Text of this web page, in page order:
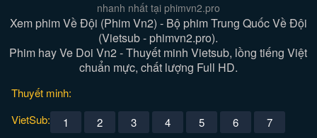
nhanh nhất tại phimvn2.pro
Xem phim Về Đội (Phim Vn2) - Bộ phim Trung Quốc Về Đội
(Vietsub - phimvn2.pro).
Phim hay Ve Doi Vn2 - Thuyết minh Vietsub, lồng tiếng Việt
chuẩn mực, chất lượng Full HD.
Thuyết minh:
VietSub:
1 2 3 4 5 6
7